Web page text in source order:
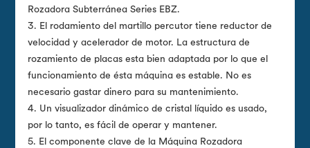
Rozadora Subterránea Series EBZ.
3. El rodamiento del martillo percutor tiene reductor de
velocidad y acelerador de motor. La estructura de
rozamiento de placas esta bien adaptada por lo que el
funcionamiento de ésta máquina es estable. No es
necesario gastar dinero para su mantenimiento.
4. Un visualizador dinámico de cristal líquido es usado,
por lo tanto, es fácil de operar y mantener.
5. El componente clave de la Máquina Rozadora